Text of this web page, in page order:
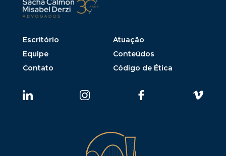
Escritório
Atuação
Equipe
Conteúdos
Contato
Código de Ética